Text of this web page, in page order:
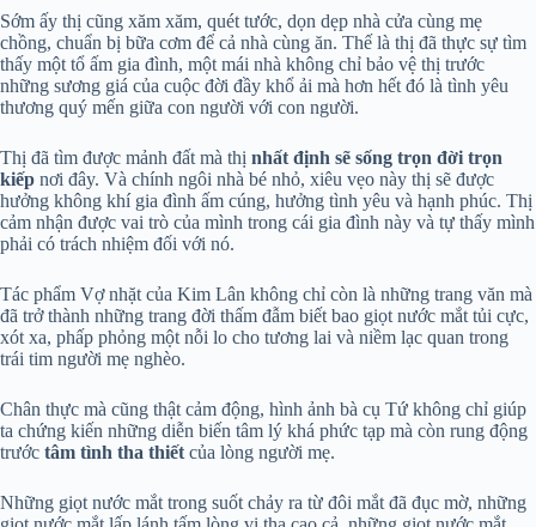
Sớm ấy thị cũng xăm xăm, quét tước, dọn dẹp nhà cửa cùng mẹ
chồng, chuẩn bị bữa cơm để cả nhà cùng ăn. Thế là thị đã thực sự tìm
thấy một tổ ấm gia đình, một mái nhà không chỉ bảo vệ thị trước
những sương giá của cuộc đời đầy khổ ải mà hơn hết đó là tình yêu
thương quý mến giữa con người với con người.
Thị đã tìm được mảnh đất mà thị nhất định sẽ sống trọn đời trọn
kiếp nơi đây. Và chính ngôi nhà bé nhỏ, xiêu vẹo này thị sẽ được
hưởng không khí gia đình ấm cúng, hưởng tình yêu và hạnh phúc. Thị
cảm nhận được vai trò của mình trong cái gia đình này và tự thấy mình
phải có trách nhiệm đối với nó.
Tác phẩm Vợ nhặt của Kim Lân không chỉ còn là những trang văn mà
đã trở thành những trang đời thấm đẫm biết bao giọt nước mắt tủi cực,
xót xa, phấp phỏng một nỗi lo cho tương lai và niềm lạc quan trong
trái tim người mẹ nghèo.
Chân thực mà cũng thật cảm động, hình ảnh bà cụ Tứ không chỉ giúp
ta chứng kiến những diễn biến tâm lý khá phức tạp mà còn rung động
trước tâm tình tha thiết của lòng người mẹ.
Những giọt nước mắt trong suốt chảy ra từ đôi mắt đã đục mờ, những